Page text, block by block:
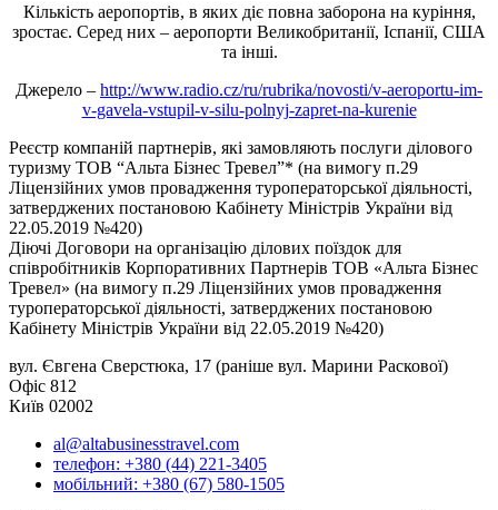
Кількість аеропортів, в яких діє повна заборона на куріння,
зростає. Серед них – аеропорти Великобританії, Іспанії, США
та інші.
Джерело – http://www.radio.cz/ru/rubrika/novosti/v-aeroportu-im-
v-gavela-vstupil-v-silu-polnyj-zapret-na-kurenie
Реєстр компаній партнерів, які замовляють послуги ділового
туризму ТОВ “Альта Бізнес Тревел”* (на вимогу п.29
Ліцензійних умов провадження туроператорської діяльності,
затверджених постановою Кабінету Міністрів України від
22.05.2019 №420)
Діючі Договори на організацію ділових поїздок для
співробітників Корпоративних Партнерів ТОВ «Альта Бізнес
Тревел» (на вимогу п.29 Ліцензійних умов провадження
туроператорської діяльності, затверджених постановою
Кабінету Міністрів України від 22.05.2019 №420)
вул. Євгена Сверстюка, 17 (раніше вул. Марини Раскової)
Офіс 812
Київ 02002
al@altabusinesstravel.com
телефон: +380 (44) 221-3405
мобільний: +380 (67) 580-1505